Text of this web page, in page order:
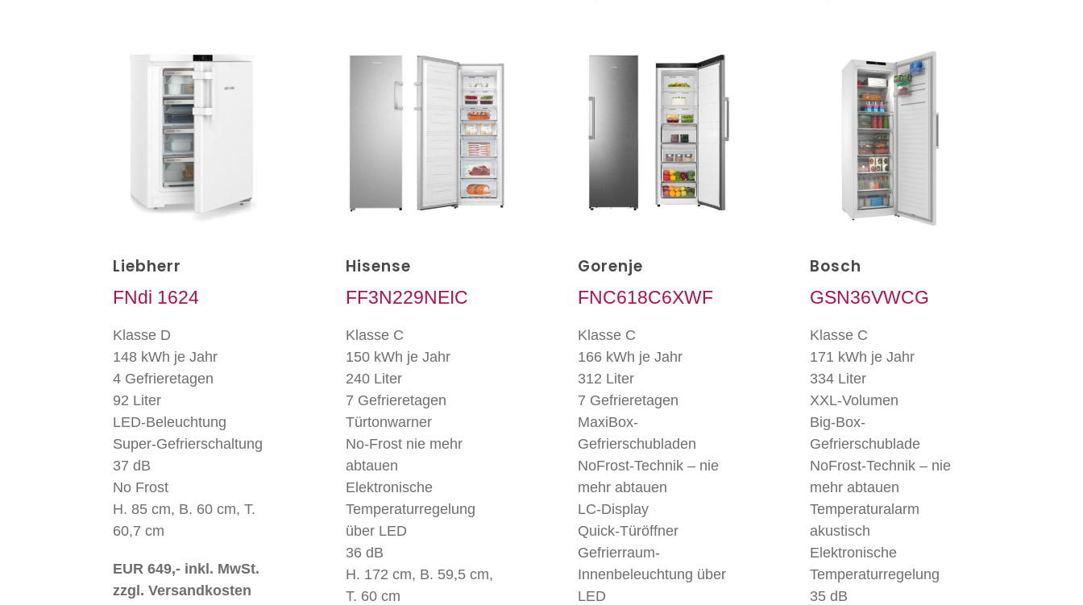
Liebherr
FNdi 1624
Klasse D
148 kWh je Jahr
4 Gefrieretagen
92 Liter
LED-Beleuchtung
Super-Gefrierschaltung
37 dB
No Frost
H. 85 cm, B. 60 cm, T.
60,7 cm
EUR 649,- inkl. MwSt.
zzgl. Versandkosten
Hisense
FF3N229NEIC
Klasse C
150 kWh je Jahr
240 Liter
7 Gefrieretagen
Türtonwarner
No-Frost nie mehr
abtauen
Elektronische
Temperaturregelung
über LED
36 dB
H. 172 cm, B. 59,5 cm,
T. 60 cm
Gorenje
FNC618C6XWF
Klasse C
166 kWh je Jahr
312 Liter
7 Gefrieretagen
MaxiBox-
Gefrierschubladen
NoFrost-Technik – nie
mehr abtauen
LC-Display
Quick-Türöffner
Gefrierraum-
Innenbeleuchtung über
LED
Bosch
GSN36VWCG
Klasse C
171 kWh je Jahr
334 Liter
XXL-Volumen
Big-Box-
Gefrierschublade
NoFrost-Technik – nie
mehr abtauen
Temperaturalarm
akustisch
Elektronische
Temperaturregelung
35 dB